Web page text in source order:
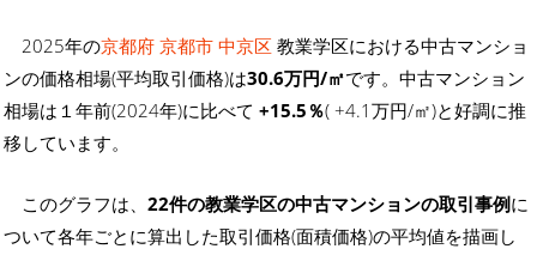
2025年の京都府 京都市 中京区 教業学区における中古マンショ
ンの価格相場(平均取引価格)は30.6万円/㎡です。中古マンション
相場は１年前(2024年)に比べて +15.5％( +4.1万円/㎡)と好調に推
移しています。
このグラフは、 22件の教業学区の中古マンションの取引事例に
ついて各年ごとに算出した取引価格(面積価格)の平均値を描画し